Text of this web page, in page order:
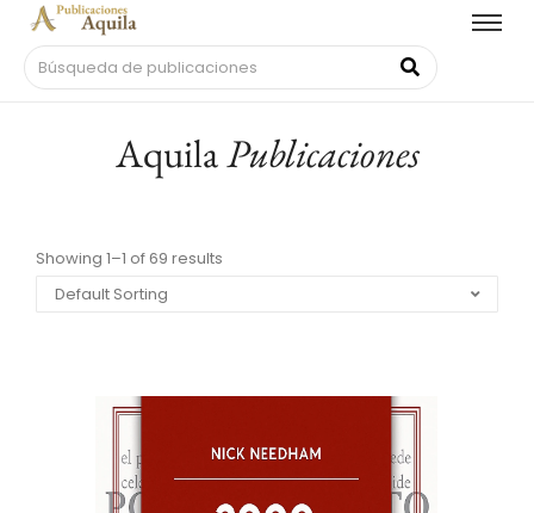
AquilaPublicaciones
Showing 1–1 of 69 results